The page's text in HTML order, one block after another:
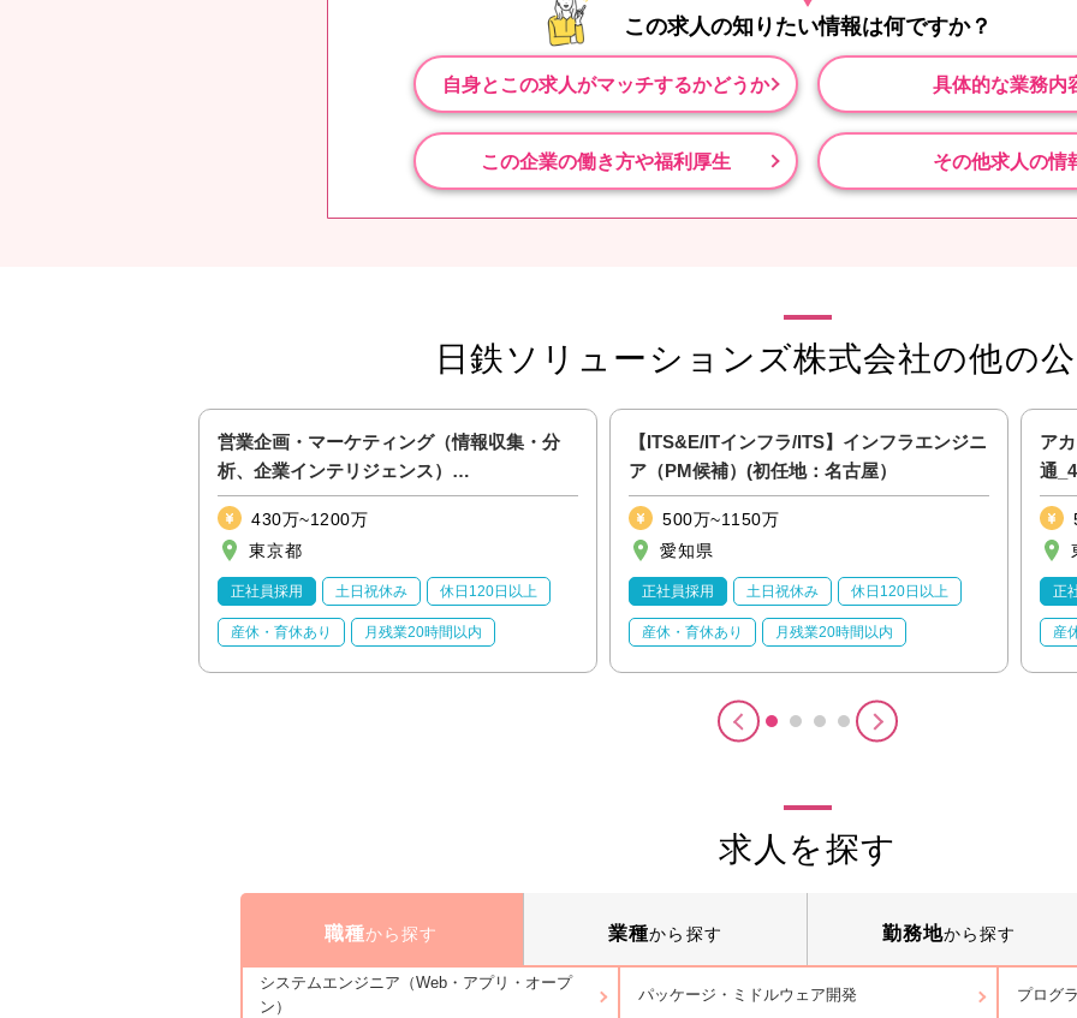
この求人の知りたい情報は何ですか？
自身とこの求人がマッチするかどうか 具体的な業務内
この企業の働き方や福利厚生 その他求人の情
日鉄ソリューションズ株式会社の他の
営業企画・マーケティング（情報収集・分
析、企業インテリジェンス）
【ITS&E/S&M2_39】
430万~1200万
東京都
正社員採用 土日祝休み 休日120日以上
産休・育休あり 月残業20時間以内
【ITS&E/ITインフラ/ITS】インフラエンジニ
ア（PM候補）(初任地：名古屋）
500万~1150万
愛知県
正社員採用 土日祝休み 休日120日以上
産休・育休あり 月残業20時間以内
ア
通
正
産
求人を探す
職種から探す 業種から探す 勤務地から探す
システムエンジニア（Web・アプリ・オープ
ン）
パッケージ・ミドルウェア開発 プログ